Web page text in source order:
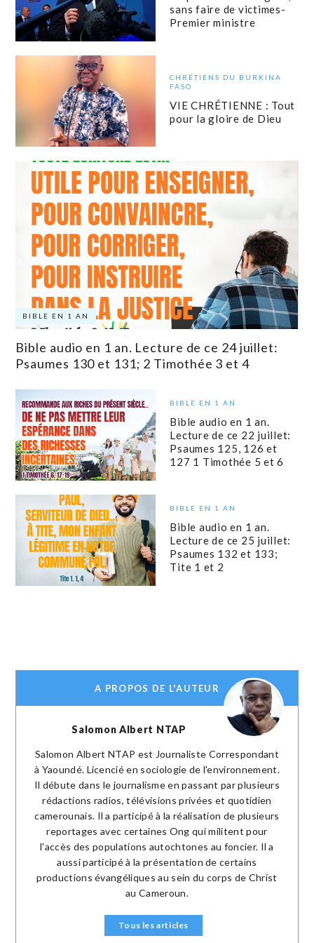
sans faire de victimes-
Premier ministre
CHRÉTIENS DU BURKINA
FASO
VIE CHRÉTIENNE : Tout
pour la gloire de Dieu
BIBLE EN 1 AN
Bible audio en 1 an. Lecture de ce 24 juillet:
Psaumes 130 et 131; 2 Timothée 3 et 4
BIBLE EN 1 AN
Bible audio en 1 an.
Lecture de ce 22 juillet:
Psaumes 125, 126 et
127 1 Timothée 5 et 6
BIBLE EN 1 AN
Bible audio en 1 an.
Lecture de ce 25 juillet:
Psaumes 132 et 133;
Tite 1 et 2
A PROPOS DE L'AUTEUR
Salomon Albert NTAP
Salomon Albert NTAP est Journaliste Correspondant
à Yaoundé. Licencié en sociologie de l'environnement.
Il débute dans le journalisme en passant par plusieurs
rédactions radios, télévisions privées et quotidien
camerounais. Il a participé à la réalisation de plusieurs
reportages avec certaines Ong qui militent pour
l'accès des populations autochtones au foncier. Il a
aussi participé à la présentation de certains
productions évangéliques au sein du corps de Christ
au Cameroun.
Tous les articles